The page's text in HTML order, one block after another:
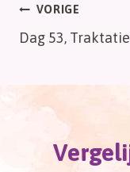
Bericht
navigatie
VORIGE
Dag 53, Traktatie